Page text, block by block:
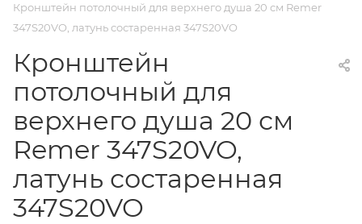
Кронштейн потолочный для верхнего душа 20 см Remer
347S20VO, латунь состаренная 347S20VO
Кронштейн
потолочный для
верхнего душа 20 см
Remer 347S20VO,
латунь состаренная
347S20VO